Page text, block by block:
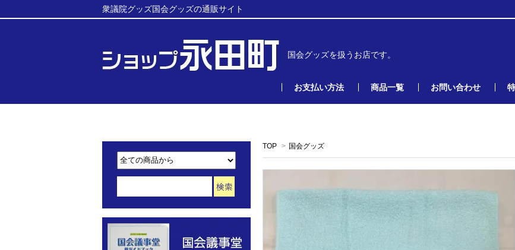
衆議院グッズ国会グッズの通販サイト
国会グッズを扱うお店です。
お支払い方法 商品一覧 お問い合わせ
TOP > 国会グッズ